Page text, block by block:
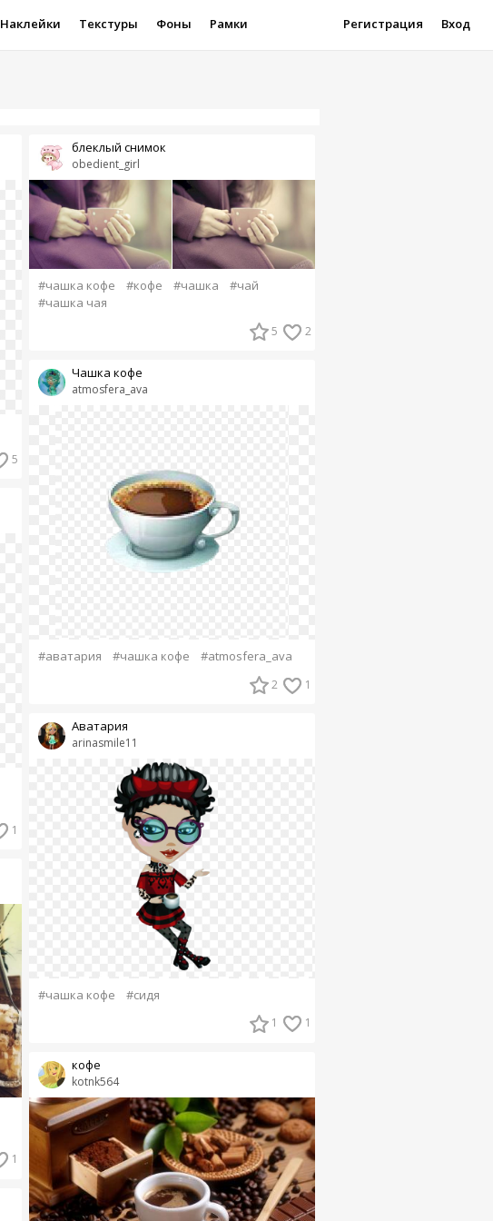
Наклейки Текстуры Фоны Рамки Регистрация Вход
5
1
1
obedient_girl
блеклый снимок
#чашка кофе #кофе #чашка
#чай
#чашка чая
5 2
atmosfera_ava
Чашка кофе
#аватария #чашка кофе #atmosfera_ava
2 1
arinasmile11
Аватария
#чашка кофе #сидя
1 1
kotnk564
кофе